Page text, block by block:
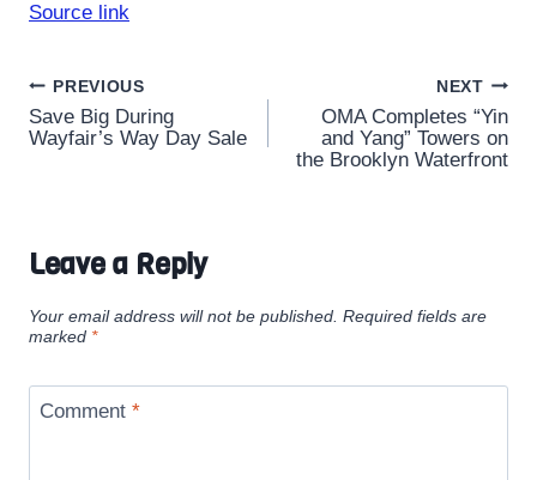
Source link
Post
navigation
PREVIOUS
Save Big During
Wayfair’s Way Day Sale
NEXT
OMA Completes “Yin
and Yang” Towers on
the Brooklyn Waterfront
Leave a Reply
Your email address will not be published. Required fields are
marked *
Comment *